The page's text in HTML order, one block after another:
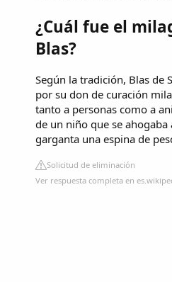
¿Cuál fue el
Blas?
Según la tradición, Blas de
por su don de curación
tanto a personas como a
de un niño que se ahogaba
garganta una espina de
Solicitud de eliminación
Ver respuesta completa en